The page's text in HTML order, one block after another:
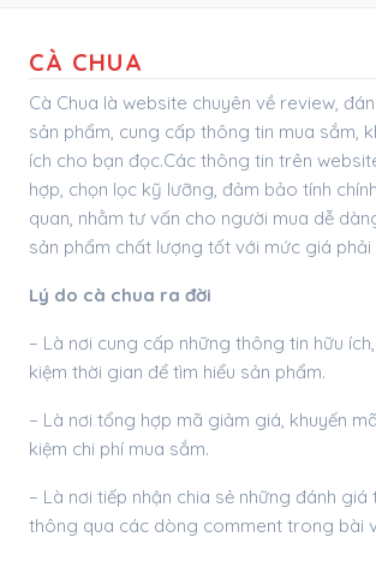
CÀ CHUA
Cà Chua là website chuyên về review,
sản phẩm, cung cấp thông tin mua sắm,
ích cho bạn đọc.Các thông tin trên
hợp, chọn lọc kỹ lưỡng, đảm bảo tính
quan, nhằm tư vấn cho người mua dễ
sản phẩm chất lượng tốt với mức giá phải
Lý do cà chua ra đời
– Là nơi cung cấp những thông tin hữu
kiệm thời gian để tìm hiểu sản phẩm.
– Là nơi tổng hợp mã giảm giá, khuyến
kiệm chi phí mua sắm.
– Là nơi tiếp nhận chia sẻ những đánh
thông qua các dòng comment trong bài